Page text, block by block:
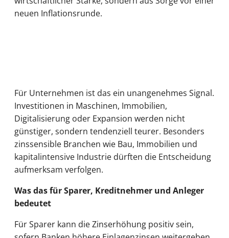
neuen Inflationsrunde.
Für Unternehmen ist das ein unangenehmes Signal.
Investitionen in Maschinen, Immobilien,
Digitalisierung oder Expansion werden nicht
günstiger, sondern tendenziell teurer. Besonders
zinssensible Branchen wie Bau, Immobilien und
kapitalintensive Industrie dürften die Entscheidung
aufmerksam verfolgen.
Was das für Sparer, Kreditnehmer und Anleger
bedeutet
Für Sparer kann die Zinserhöhung positiv sein,